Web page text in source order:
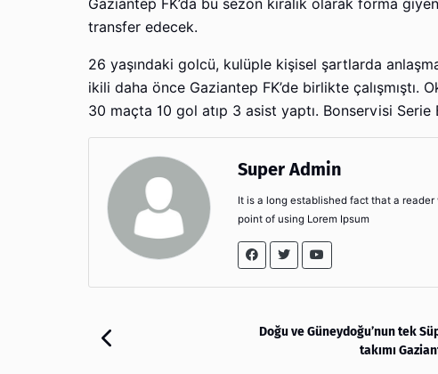
Gaziantep FK’da bu sezon kiralık olarak forma
transfer edecek.
26 yaşındaki golcü, kulüple kişisel şartlarda
ikili daha önce Gaziantep FK’de birlikte çalışmıştı.
30 maçta 10 gol atıp 3 asist yaptı. Bonservisi
Super Admin
It is a long established fact that a
point of using Lorem Ipsum
Doğu ve Güneydoğu’nun tek
takımı